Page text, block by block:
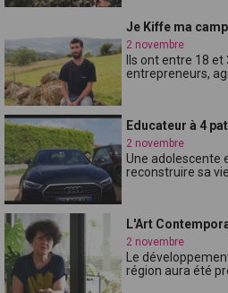
Je Kiffe ma
2 novembre
Ils ont entre 18 et
entrepreneurs,
Educateur à 4
2 novembre
Une adolescente
reconstruire sa
L'Art
2 novembre
Le
région aura été